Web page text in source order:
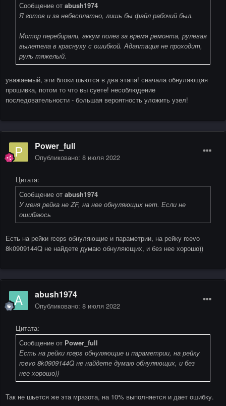
Сообщение от abush1974
Я готов и за небесплатно, лишь бы файл рабочий был.
Мотор перебирали, аккум полег за время ремонта, рулевая
вылетела в краснуху с ошибкой. Адаптация не проходит,
руль тяжелый.
уважаемый, эти блоки шьются в два этапа! сначала обнуляющая
прошивка, потом то что вы суете! несоблюдение
последовательности - большая вероятность уложить узел!
Power_full
Опубликовано: 8 июля 2022
Цитата:
Сообщение от abush1974
У меня рейка не ZF, на нее обнуляющих нет. Если не
ошибаюсь
Есть на рейки rceps обнуляющие и параметрии, на рейку rcevo
8k0909144Q не найдете думаю обнуляющих, и без нее хорошо))
abush1974
Опубликовано: 8 июля 2022
Цитата:
Сообщение от Power_full
Есть на рейки rceps обнуляющие и параметрии, на рейку
rcevo 8k0909144Q не найдете думаю обнуляющих, и без
нее хорошо))
Так не шьется же эта мразота, на 10% выполняется и дает ошибку.